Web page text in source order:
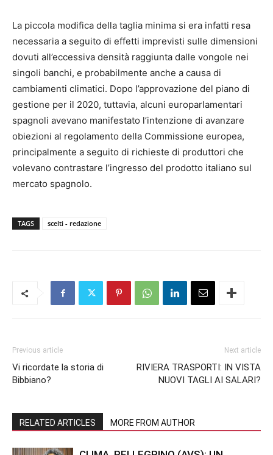
La piccola modifica della taglia minima si era infatti resa
necessaria a seguito di effetti imprevisti sulle dimensioni
dovuti all’eccessiva densità raggiunta dalle vongole nei
singoli banchi, e probabilmente anche a causa di
cambiamenti climatici. Dopo l’approvazione del piano di
gestione per il 2020, tuttavia, alcuni europarlamentari
spagnoli avevano manifestato l’intenzione di avanzare
obiezioni al regolamento della Commissione europea,
principalmente a seguito di richieste di produttori che
volevano contrastare l’ingresso del prodotto italiano sul
mercato spagnolo.
TAGS scelti - redazione
Previous article
Vi ricordate la storia di
Bibbiano?
Next article
RIVIERA TRASPORTI: IN VISTA
NUOVI TAGLI AI SALARI?
RELATED ARTICLES MORE FROM AUTHOR